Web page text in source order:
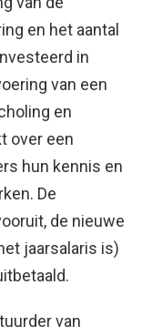
en het aantal
in
van een
en
over een
hun kennis en
De
de nieuwe
jaarsalaris is)
van